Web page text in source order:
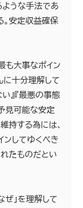
うな手法であ
。安定収益確保
も大事なポイン
に十分理解して
』『最悪の事態
見可能な安定
持する為には、
ンしてゆくべき
たものだとい
ぜ」を理解して